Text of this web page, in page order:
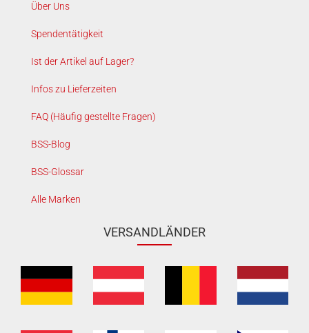
Über Uns
Spendentätigkeit
Ist der Artikel auf Lager?
Infos zu Lieferzeiten
FAQ (Häufig gestellte Fragen)
BSS-Blog
BSS-Glossar
Alle Marken
VERSANDLÄNDER